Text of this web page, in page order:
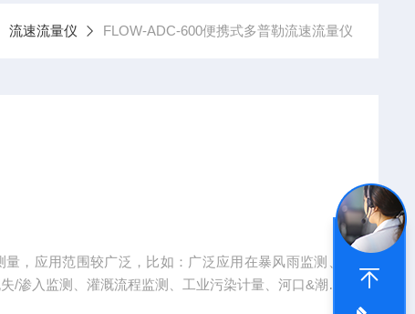
流速流量仪 FLOW-ADC-600便携式多普勒流速流量仪
，应用范围较广泛，比如：广泛应用在暴风雨监测、
/渗入监测、灌溉流程监测、工业污染计量、河口&潮汐